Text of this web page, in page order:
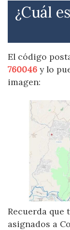
¿Cuál
El código
760046 y lo
imagen:
Recuerda que
asignados a